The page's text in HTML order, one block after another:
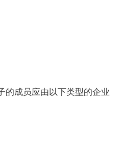
成员应由以下类型的企业